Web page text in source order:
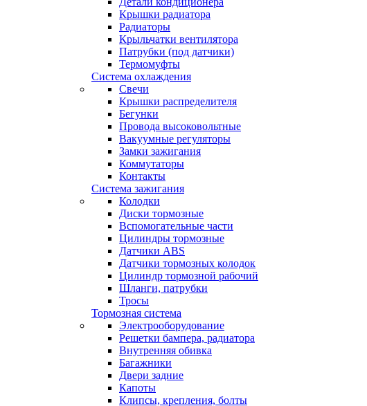
Крышки радиатора
Радиаторы
Крыльчатки вентилятора
Патрубки (под датчики)
Термомуфты
Система охлаждения
Свечи
Крышки распределителя
Бегунки
Провода высоковольтные
Вакуумные регуляторы
Замки зажигания
Коммутаторы
Контакты
Система зажигания
Колодки
Диски тормозные
Вспомогательные части
Цилиндры тормозные
Датчики ABS
Датчики тормозных колодок
Цилиндр тормозной рабочий
Шланги, патрубки
Тросы
Тормозная система
Электрооборудование
Решетки бампера, радиатора
Внутренняя обивка
Багажники
Двери задние
Капоты
Клипсы, крепления, болты